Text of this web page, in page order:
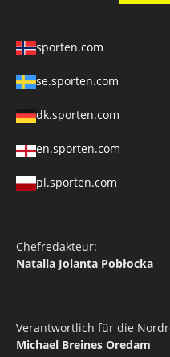
sporten.com
se.sporten.com
dk.sporten.com
en.sporten.com
pl.sporten.com
Chefredakteur:
Natalia Jolanta Pobłocka
Verantwortlich für die
Michael Breines Oredam